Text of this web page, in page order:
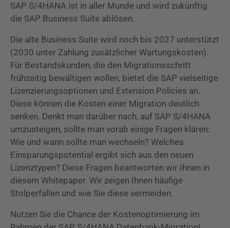
SAP S/4HANA ist in aller Munde und wird zukünftig
die SAP Business Suite ablösen.
Die alte Business Suite wird noch bis 2027 unterstützt
(2030 unter Zahlung zusätzlicher Wartungskosten).
Für Bestandskunden, die den Migrationsschritt
frühzeitig bewältigen wollen, bietet die SAP vielseitige
Lizenzierungsoptionen und Extension Policies an.
Diese können die Kosten einer Migration deutlich
senken. Denkt man darüber nach, auf SAP S/4HANA
umzusteigen, sollte man vorab einige Fragen klären:
Wie und wann sollte man wechseln? Welches
Einsparungspotential ergibt sich aus den neuen
Lizenztypen? Diese Fragen beantworten wir Ihnen in
diesem Whitepaper. Wir zeigen Ihnen häufige
Stolperfallen und wie Sie diese vermeiden.
Nutzen Sie die Chance der Kostenoptimierung im